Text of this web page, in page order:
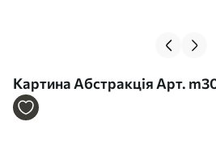
Картина Абстракція Арт.